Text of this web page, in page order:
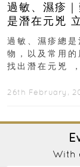
過敏、濕疹
是潛在元兇
過敏、濕疹總
物，以及常用
找出潛在元兇
26th February,
With